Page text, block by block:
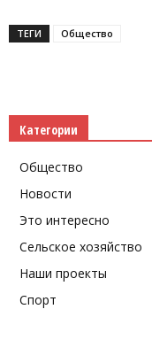
ТЕГИ Общество
Категории
Общество
Новости
Это интересно
Сельское хозяйство
Наши проекты
Спорт